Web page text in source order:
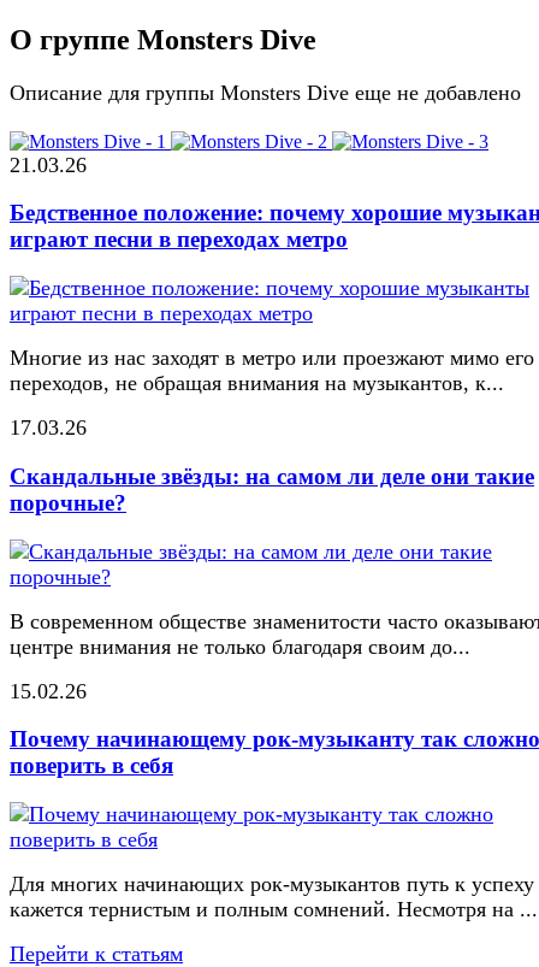
О группе Monsters Dive
Описание для группы Monsters Dive еще не добавлено
21.03.26
Бедственное положение: почему хорошие
играют песни в переходах метро
Многие из нас заходят в метро или проезжают мимо его
переходов, не обращая внимания на музыкантов, к...
17.03.26
Скандальные звёзды: на самом ли деле они такие
порочные?
В современном обществе знаменитости часто
центре внимания не только благодаря своим до...
15.02.26
Почему начинающему рок-музыканту так сложно
поверить в себя
Для многих начинающих рок-музыкантов путь к успеху
кажется тернистым и полным сомнений. Несмотря на ...
Перейти к статьям